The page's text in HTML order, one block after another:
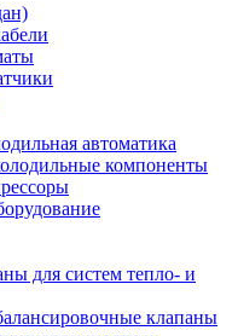
автоматика
компоненты
для систем тепло- и
клапаны